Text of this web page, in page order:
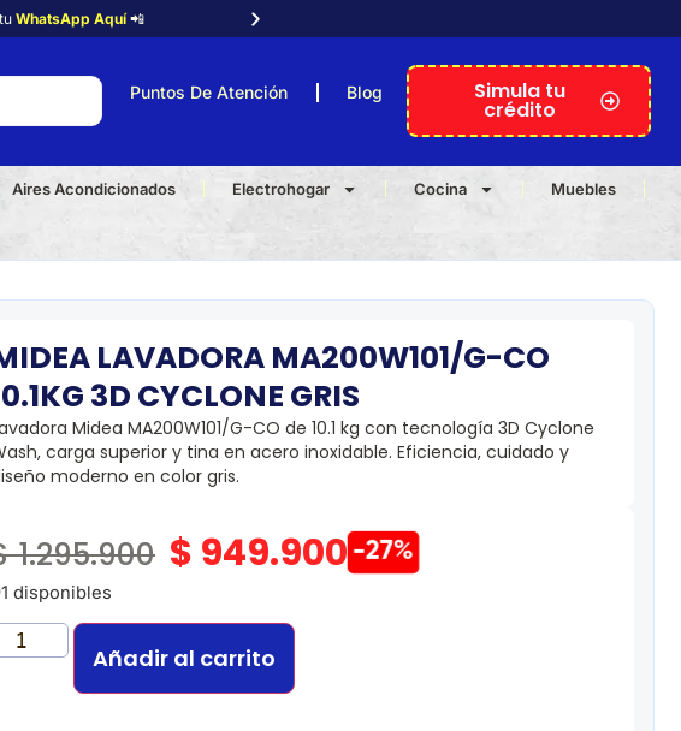
WhatsApp Aquí📲
Puntos De Atención Blog Simula tu
crédito
Aires Acondicionados Electrohogar Cocina Muebles
LAVADORA MA200W101/G-CO
3D CYCLONE GRIS
Midea MA200W101/G-CO de 10.1 kg con tecnología 3D Cyclone
carga superior y tina en acero inoxidable. Eficiencia, cuidado y
moderno en color gris.
1.295.900 $ 949.900-27%
disponibles
Añadir al carrito